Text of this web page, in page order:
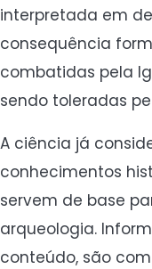
interpretada em
consequência
combatidas pela
sendo toleradas
A ciência já
conhecimentos
servem de base
arqueologia.
conteúdo, são